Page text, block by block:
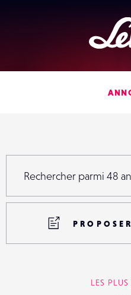
Rechercher parmi 48
LES